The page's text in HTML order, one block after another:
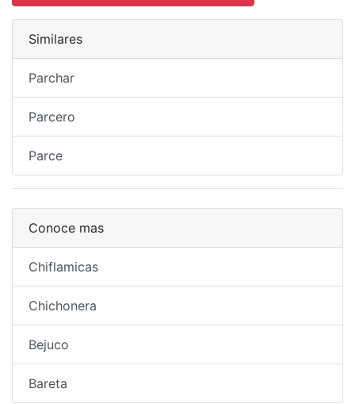
Similares
Parchar
Parcero
Parce
Conoce mas
Chiflamicas
Chichonera
Bejuco
Bareta